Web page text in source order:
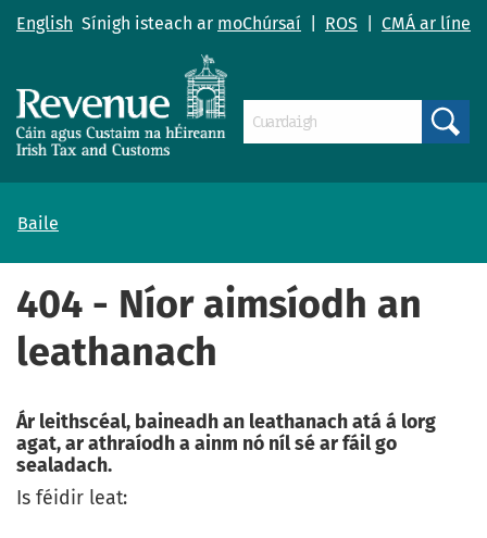
English Sínigh isteach ar moChúrsaí ROS CMÁ ar líne
Baile
404 - Níor aimsíodh an
leathanach
Ár leithscéal, baineadh an leathanach atá á lorg
agat, ar athraíodh a ainm nó níl sé ar fáil go
sealadach.
Is féidir leat: